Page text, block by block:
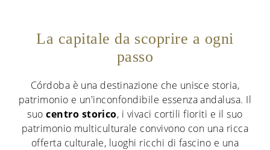
La capitale da scoprire a ogni
passo
Córdoba è una destinazione che unisce storia,
patrimonio e un'inconfondibile essenza andalusa. Il
suocentro storico, i vivaci cortili fioriti e il suo
patrimonio multiculturale convivono con una ricca
offerta culturale, luoghi ricchi di fascino e una